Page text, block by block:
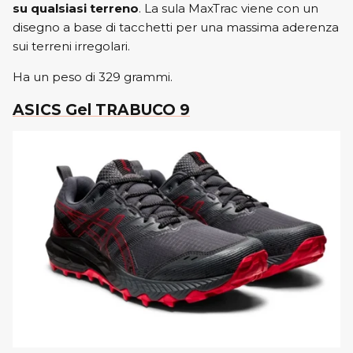
su qualsiasi terreno. La sula MaxTrac viene con un
disegno a base di tacchetti per una massima aderenza
sui terreni irregolari.
Ha un peso di 329 grammi.
ASICS Gel TRABUCO 9